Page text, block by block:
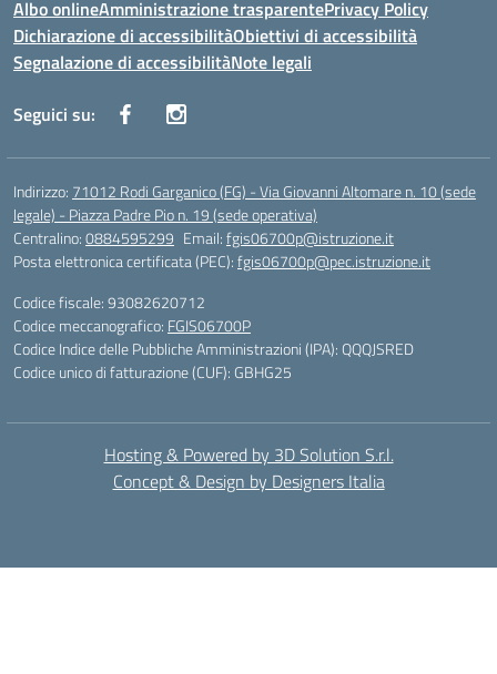
Albo onlineAmministrazione trasparentePrivacy Policy
Dichiarazione di accessibilitàObiettivi di accessibilità
Segnalazione di accessibilitàNote legali
Seguici su:
Indirizzo: 71012 Rodi Garganico (FG) - Via Giovanni Altomare n. 10 (sede
legale) - Piazza Padre Pio n. 19 (sede operativa)
Centralino:0884595299 Email:fgis06700p@istruzione.it
Posta elettronica certificata (PEC):fgis06700p@pec.istruzione.it
Codice fiscale: 93082620712
Codice meccanografico: FGIS06700P
Codice Indice delle Pubbliche Amministrazioni (IPA): QQQJSRED
Codice unico di fatturazione (CUF): GBHG25
Hosting & Powered by 3D Solution S.r.l.
Concept & Design by Designers Italia